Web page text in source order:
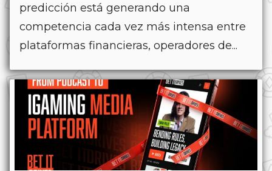
predicción está generando una
competencia cada vez más intensa entre
plataformas financieras, operadores de...